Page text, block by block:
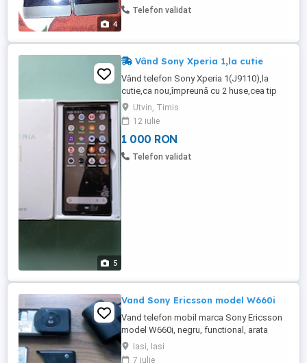
4
păcate, nu cunoaștem codul și nu îl putem
Telefon validat
5
Vând Sony Xperia 1,la cutie
Vând telefon Sony Xperia 1(J9110),la
cutie,ca nou,împreună cu 2 huse,cea tip
carte nu s-a folosit niciodată.Pret 1000 lei,
negociabil.zero,
șapte,patru,patru,opt,șase, nouă,
șapte,cinci,zero.
Utvin, Timis
12 iulie
1 000 RON
Telefon validat
Vand Sony Ericsson model W660i
Vand telefon mobil marca Sony Ericsson
model W660i, negru, functional, arata
bine, ecran 2.0 inch, camera 2.0 mpx,
Radio FM, memorie interna 16Mb, slot
Iasi, Iasi
7 iulie